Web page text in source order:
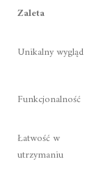
Zaleta
Unikalny wygląd
Funkcjonalność
Łatwość w
utrzymaniu